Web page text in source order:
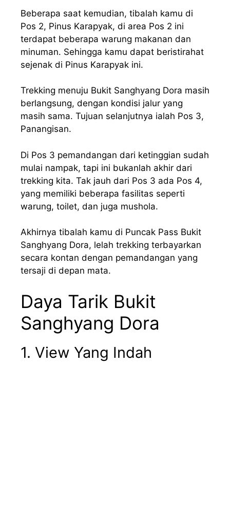
Beberapa saat kemudian, tibalah kamu di
Pos 2, Pinus Karapyak, di area Pos 2 ini
terdapat beberapa warung makanan dan
minuman. Sehingga kamu dapat beristirahat
sejenak di Pinus Karapyak ini.
Trekking menuju Bukit Sanghyang Dora masih
berlangsung, dengan kondisi jalur yang
masih sama. Tujuan selanjutnya ialah Pos 3,
Panangisan.
Di Pos 3 pemandangan dari ketinggian sudah
mulai nampak, tapi ini bukanlah akhir dari
trekking kita. Tak jauh dari Pos 3 ada Pos 4,
yang memiliki beberapa fasilitas seperti
warung, toilet, dan juga mushola.
Akhirnya tibalah kamu di Puncak Pass Bukit
Sanghyang Dora, lelah trekking terbayarkan
secara kontan dengan pemandangan yang
tersaji di depan mata.
Daya Tarik Bukit
Sanghyang Dora
1. View Yang Indah